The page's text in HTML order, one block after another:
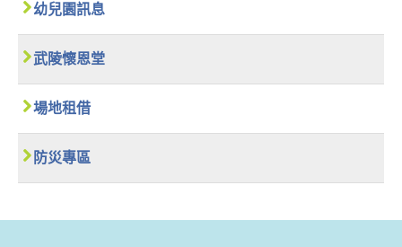
幼兒園訊息
武陵懷恩堂
場地租借
防災專區